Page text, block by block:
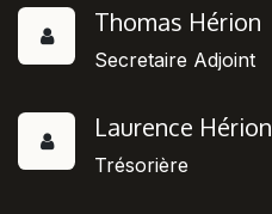
Thomas Hérion
Secretaire Adjoint
Laurence Hérion
Trésorière